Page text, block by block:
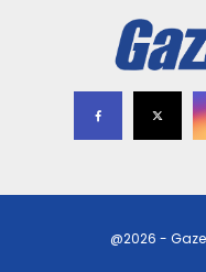
@2026 -